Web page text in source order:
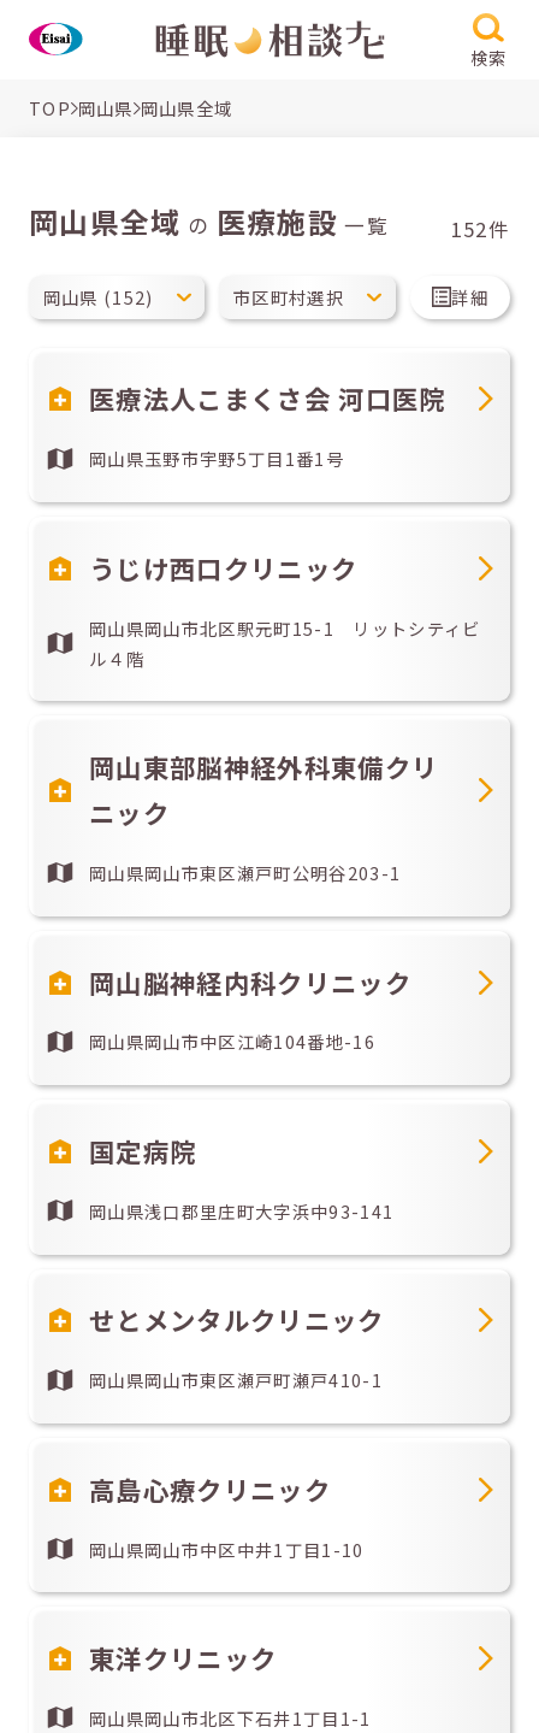
検索
TOP 岡山県 岡山県全域
岡山県全域 の 医療施設 一覧 152件
詳細
医療法人こまくさ会 河口医院
岡山県玉野市宇野5丁目1番1号
うじけ西口クリニック
岡山県岡山市北区駅元町15-1 リットシティビ
ル４階
岡山東部脳神経外科東備クリ
ニック
岡山県岡山市東区瀬戸町公明谷203-1
岡山脳神経内科クリニック
岡山県岡山市中区江崎104番地-16
国定病院
岡山県浅口郡里庄町大字浜中93-141
せとメンタルクリニック
岡山県岡山市東区瀬戸町瀬戸410-1
高島心療クリニック
岡山県岡山市中区中井1丁目1-10
東洋クリニック
岡山県岡山市北区下石井1丁目1-1